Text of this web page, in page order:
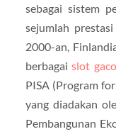
sebagai sistem
sejumlah
2000-an,
berbagaislot
PISA (Program
yang diadakan
Pembangunan